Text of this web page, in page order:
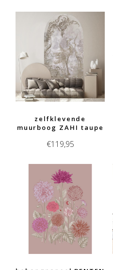
zelfklevende
muurboog ZAHI taupe
€119,95